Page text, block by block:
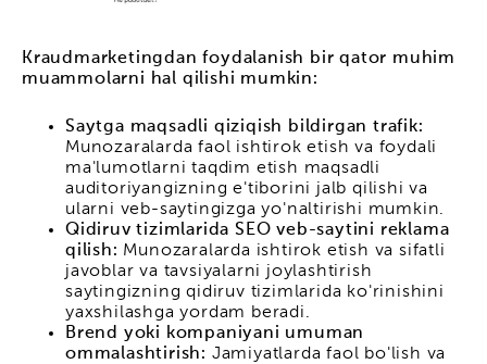
Kraudmarketingdan foydalanish bir qator muhim
muammolarni hal qilishi mumkin:
Saytga maqsadli qiziqish bildirgan trafik:
Munozaralarda faol ishtirok etish va foydali
ma'lumotlarni taqdim etish maqsadli
auditoriyangizning e'tiborini jalb qilishi va
ularni veb-saytingizga yo'naltirishi mumkin.
Qidiruv tizimlarida SEO veb-saytini reklama
qilish: Munozaralarda ishtirok etish va sifatli
javoblar va tavsiyalarni joylashtirish
saytingizning qidiruv tizimlarida ko'rinishini
yaxshilashga yordam beradi.
Brend yoki kompaniyani umuman
ommalashtirish: Jamiyatlarda faol bo'lish va